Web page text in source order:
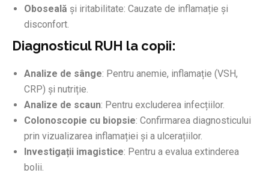
Oboseală și iritabilitate: Cauzate de inflamație și
disconfort.
Diagnosticul RUH la copii:
Analize de sânge: Pentru anemie, inflamație (VSH,
CRP) și nutriție.
Analize de scaun: Pentru excluderea infecțiilor.
Colonoscopie cu biopsie: Confirmarea diagnosticului
prin vizualizarea inflamației și a ulcerațiilor.
Investigații imagistice: Pentru a evalua extinderea
bolii.